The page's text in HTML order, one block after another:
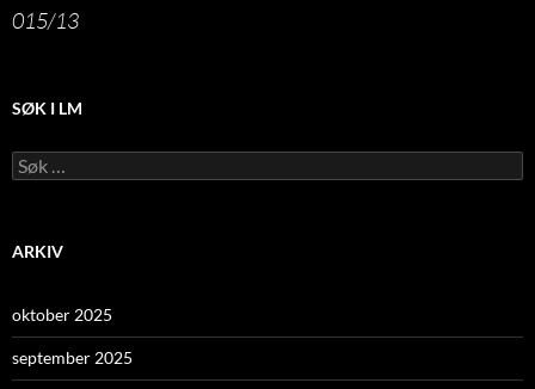
015/13
SØK I LM
Leit
etter:
ARKIV
oktober 2025
september 2025